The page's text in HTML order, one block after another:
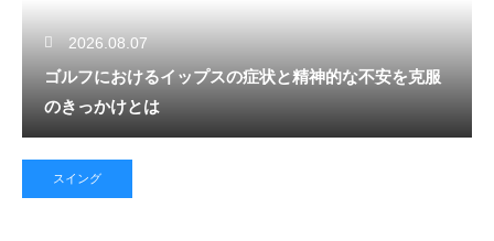
2026.08.07
ゴルフにおけるイップスの症状と精神的な不安を克服
のきっかけとは
スイング